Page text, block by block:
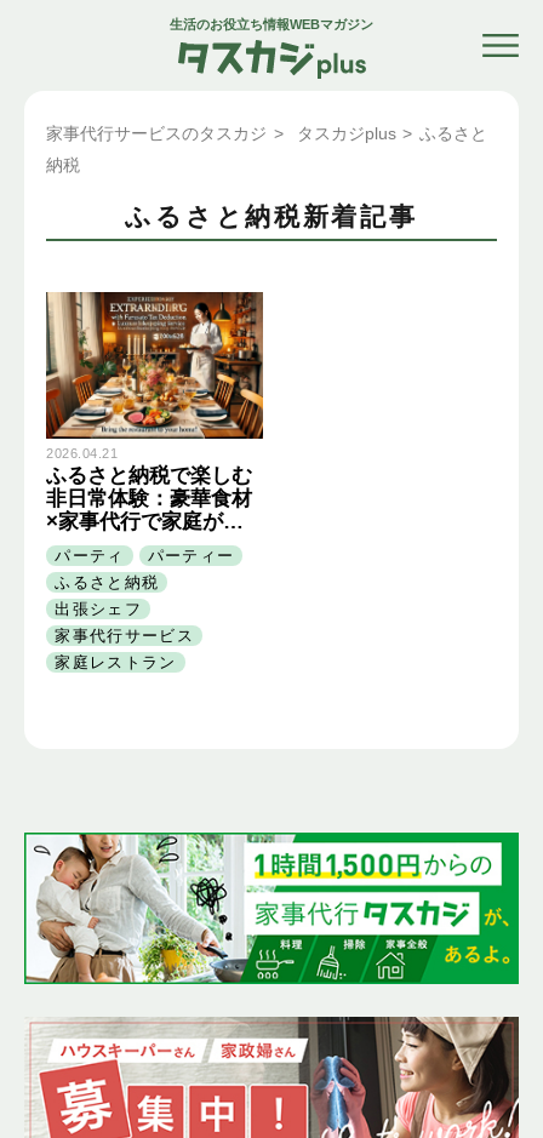
生活のお役立ち情報WEBマガジン
家事代行サービスのタスカジ > タスカジplus > ふるさと
納税
ふるさと納税新着記事
2026.04.21
ふるさと納税で楽しむ
非日常体験：豪華食材
×家事代行で家庭がレ
ストランに！
パーティ
パーティー
ふるさと納税
出張シェフ
家事代行サービス
家庭レストラン